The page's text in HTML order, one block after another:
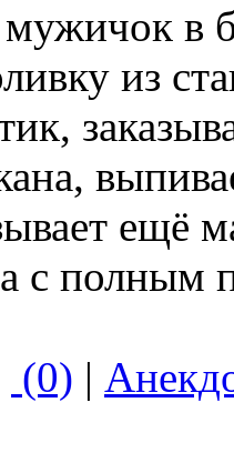
в
из
ещё
с полным
(0) |